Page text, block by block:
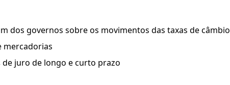
dos governos sobre os movimentos das taxas de câmbio
mercadorias
de juro de longo e curto prazo